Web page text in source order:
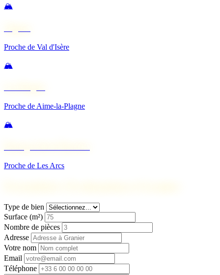
🏔️
Proche de Val d'Isère
🏔️
Proche de Aime-la-Plagne
🏔️
Proche de Les Arcs
Type de bien
Surface (m²)
Nombre de pièces
Adresse
Votre nom
Email
Téléphone